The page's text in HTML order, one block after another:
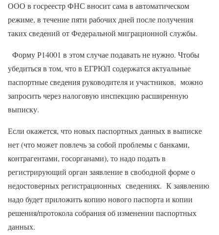
ООО в госреестр ФНС вносит сама в автоматическом
режиме, в течение пяти рабочих дней после получения
таких сведений от Федеральной миграционной службы.
Форму Р14001 в этом случае подавать не нужно. Чтобы
убедиться в том, что в ЕГРЮЛ содержатся актуальные
паспортные сведения руководителя и участников, можно
запросить через налоговую инспекцию расширенную
выписку.
Если окажется, что новых паспортных данных в выписке
нет (что может повлечь за собой проблемы с банками,
контрагентами, госорганами), то надо подать в
регистрирующий орган заявление в свободной форме о
недостоверных регистрационных сведениях. К заявлению
надо будет приложить копию нового паспорта и копии
решения/протокола собрания об изменении паспортных
данных.